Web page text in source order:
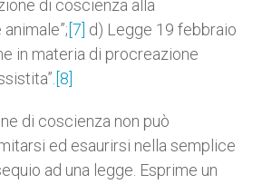
di coscienza alla
[7] d) Legge 19 febbraio
in materia di procreazione
[8]
di coscienza non può
ed esaurirsi nella semplice
ad una legge. Esprime un